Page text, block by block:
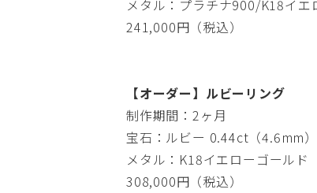
メタル：プラチナ900/K18イエ
241,000円（税込）
【オーダー】ルビーリング
制作期間：2ヶ月
宝石：ルビー 0.44ct（4.6mm
メタル：K18イエローゴールド
308,000円（税込）